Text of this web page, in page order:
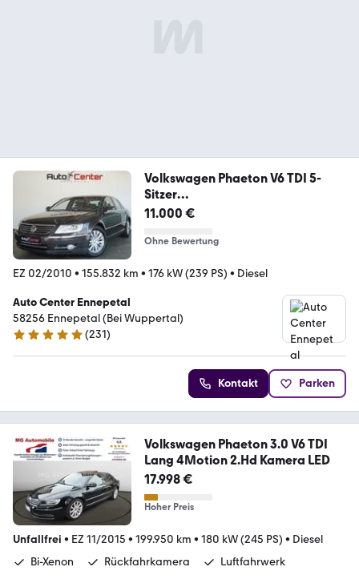
Volkswagen Phaeton V6 TDI 5-
Sitzer
4Motion*Kam*Massage*SHZ*
11.000 €
Ohne Bewertung
EZ 02/2010 • 155.832 km • 176 kW (239 PS) • Diesel
Auto Center Ennepetal
58256 Ennepetal (Bei Wuppertal)
5 Sterne
(231)
Kontakt Parken
Volkswagen Phaeton 3.0 V6 TDI
Lang 4Motion 2.Hd Kamera LED
17.998 €
Hoher Preis
Unfallfrei • EZ 11/2015 • 199.950 km • 180 kW (245 PS) • Diesel
Bi-Xenon
Rückfahrkamera Luftfahrwerk